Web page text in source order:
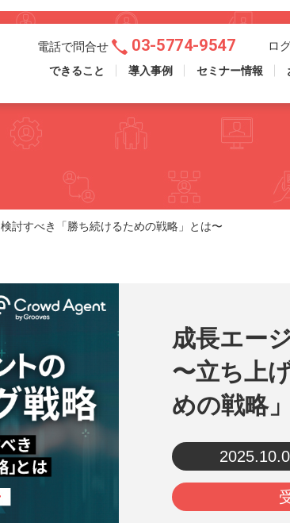
電話で問合せ 03-5774-9547 ロ
できること 導入事例 セミナー情報
討すべき「勝ち続けるための戦略」とは〜
成長エー
〜立ち上
めの戦略